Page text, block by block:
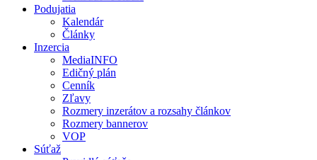
Podujatia
Kalendár
Články
Inzercia
MediaINFO
Edičný plán
Cenník
Zľavy
Rozmery inzerátov a rozsahy článkov
Rozmery bannerov
VOP
Súťaž